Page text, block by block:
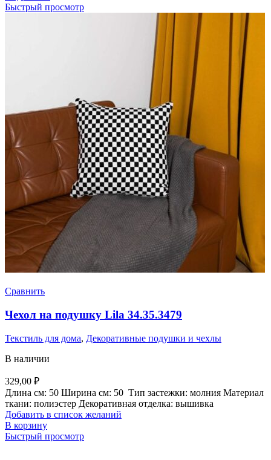
Быстрый просмотр
Сравнить
Чехол на подушку Lila 34.35.3479
Текстиль для дома, Декоративные подушки и чехлы
В наличии
329,00 ₽
Длина см: 50 Ширина см: 50 Тип застежки: молния Материал
ткани: полиэстер Декоративная отделка: вышивка
Добавить в список желаний
В корзину
Быстрый просмотр